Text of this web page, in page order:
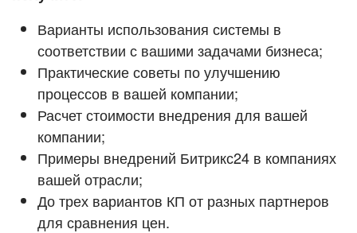
Варианты использования системы в
соответствии с вашими задачами бизнеса;
Практические советы по улучшению
процессов в вашей компании;
Расчет стоимости внедрения для вашей
компании;
Примеры внедрений Битрикс24 в компаниях
вашей отрасли;
До трех вариантов КП от разных партнеров
для сравнения цен.